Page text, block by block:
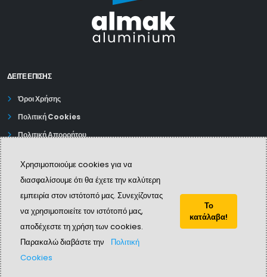
Χρησιμοποιούμε cookies για να
διασφαλίσουμε ότι θα έχετε την καλύτερη
εμπειρία στον ιστότοπό μας. Συνεχίζοντας
να χρησιμοποιείτε τον ιστότοπό μας,
αποδέχεστε τη χρήση των cookies.
Παρακαλώ διαβάστε την
Πολιτική
Cookies
Το
κατάλαβα!
ΔΕΊΤΕ ΕΠΙΣΗΣ
Όροι Χρήσης
Πολιτική Cookies
Πολιτική Απορρήτου
© Copyright 2024. All Rights Reserved.